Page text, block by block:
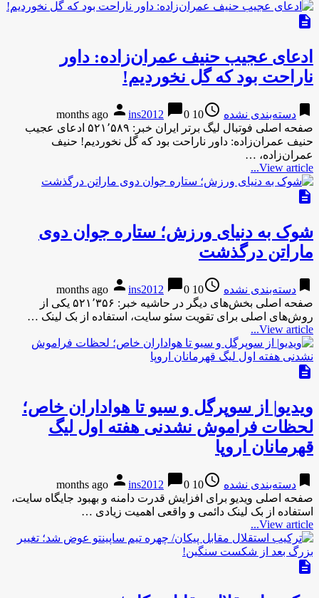
description
ادعای عجیب حنیف عمران‌زاده: داور
ناراحت بود که گل نخوردیم!
bookmark دسته‌بندی نشده access_time
10 months ago
person ins2012 chat_bubble0
صفحه اصلی فوتبال لیگ برتر ایران خبر: ۵۲۱٬۵۸۹ ادعای عجیب
حنیف عمران‌زاده: داور ناراحت بود که گل نخوردیم! حنیف
عمران‌زاده، …
View article...
description
شوک به دنیای ورزش؛ ستاره جوان دوی
ماراتن درگذشت
bookmark دسته‌بندی نشده access_time
10 months ago
person ins2012 chat_bubble0
صفحه اصلی بخش‌های دیگر در حاشیه خبر: ۵۲۱٬۳۵۶ یکی از
روش‌های اصلی برای تقویت سئو سایت، استفاده از بک لینک …
View article...
description
ویدیو| از سوپرگل و سیو تا هواداران خاص؛
لحظات فراموش نشدنی هفته اول لیگ
قهرمانان اروپا
bookmark دسته‌بندی نشده access_time
10 months ago
person ins2012 chat_bubble0
صفحه اصلی ویدیو برای افزایش قدرت دامنه و بهبود جایگاه سایت،
استفاده از بک لینک دائمی و واقعی اهمیت زیادی …
View article...
description